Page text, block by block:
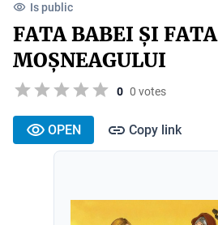
Is public
FATA BABEI ȘI FATA
MOȘNEAGULUI
0 0 votes
OPEN Copy link